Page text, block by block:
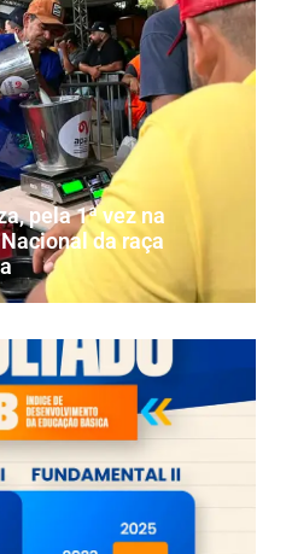
pela 1ª vez na
da raça